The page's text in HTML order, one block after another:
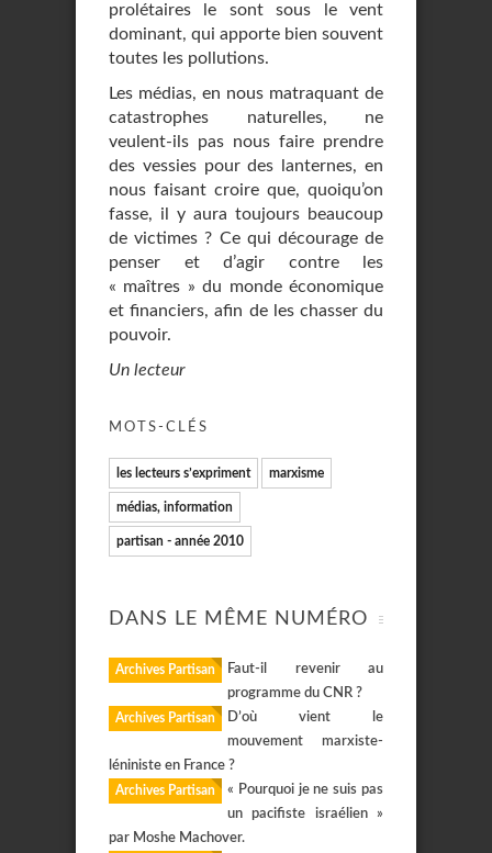
prolétaires le sont sous le vent
dominant, qui apporte bien souvent
toutes les pollutions.
Les médias, en nous matraquant de
catastrophes naturelles, ne
veulent-ils pas nous faire prendre
des vessies pour des lanternes, en
nous faisant croire que, quoiqu’on
fasse, il y aura toujours beaucoup
de victimes ? Ce qui décourage de
penser et d’agir contre les
« maîtres » du monde économique
et financiers, afin de les chasser du
pouvoir.
Un lecteur
MOTS-CLÉS
les lecteurs s’expriment marxisme
médias, information
partisan - année 2010
DANS LE MÊME NUMÉRO
Archives Partisan
Faut-il revenir au
programme du CNR ?
Archives Partisan
D’où vient le
mouvement marxiste-
léniniste en France ?
Archives Partisan
« Pourquoi je ne suis pas
un pacifiste israélien »
par Moshe Machover.